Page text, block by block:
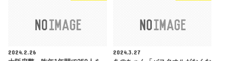
2024.2.26
2024.3.27